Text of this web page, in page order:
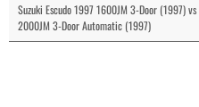
Suzuki Escudo 1997 1600JM 3-Door (1997) vs
2000JM 3-Door Automatic (1997)